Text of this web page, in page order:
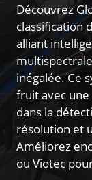
Découvrez
classification
alliant
inégalée. Ce
fruit avec
dans la
résolution et
Améliorez
ou Viotec